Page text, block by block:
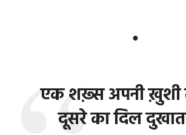
●
एक शख़्स अपनी ख़ुशी
दूसरे का दिल